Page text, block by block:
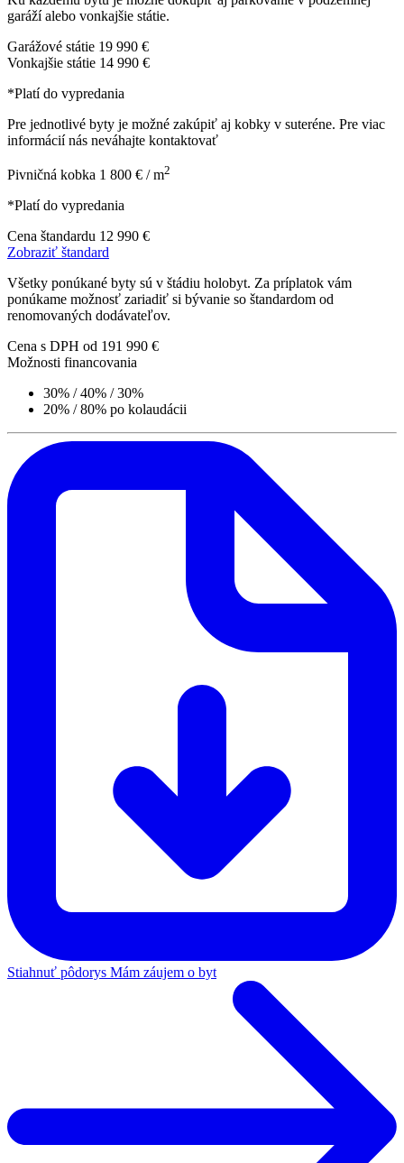
garáží alebo vonkajšie státie.
Garážové státie 19 990 €
Vonkajšie státie 14 990 €
*Platí do vypredania
Pre jednotlivé byty je možné zakúpiť aj kobky v suteréne. Pre viac
informácií nás neváhajte kontaktovať
Pivničná kobka 1 800 € / m2
*Platí do vypredania
Cena štandardu 12 990 €
Zobraziť štandard
Všetky ponúkané byty sú v štádiu holobyt. Za príplatok vám
ponúkame možnosť zariadiť si bývanie so štandardom od
renomovaných dodávateľov.
Cena s DPH od 191 990 €
Možnosti financovania
30% / 40% / 30%
20% / 80% po kolaudácii
Stiahnuť pôdorys Mám záujem o byt